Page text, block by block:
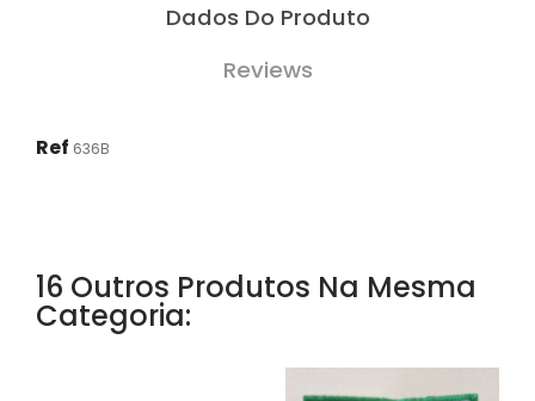
Dados Do Produto
Reviews
Ref 636B
16 Outros Produtos Na Mesma
Categoria: